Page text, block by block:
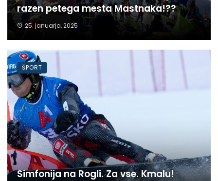
razen petega mesta Mastnaka!??
25. januarja, 2025
Simfonija na Rogli. Za vse. Kmalu!
ŠPORT